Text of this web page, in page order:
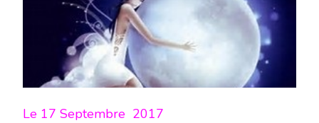
SEPTEMBRE
2017
–
EN
ÉCRITURE-
Le 17 Septembre 2017